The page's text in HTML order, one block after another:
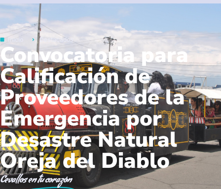
Inicio Destacados
Convocatoria para
Calificación de
Proveedores de la
Emergencia por
Desastre Natural
Oreja del Diablo
Cevallosen tu corazón